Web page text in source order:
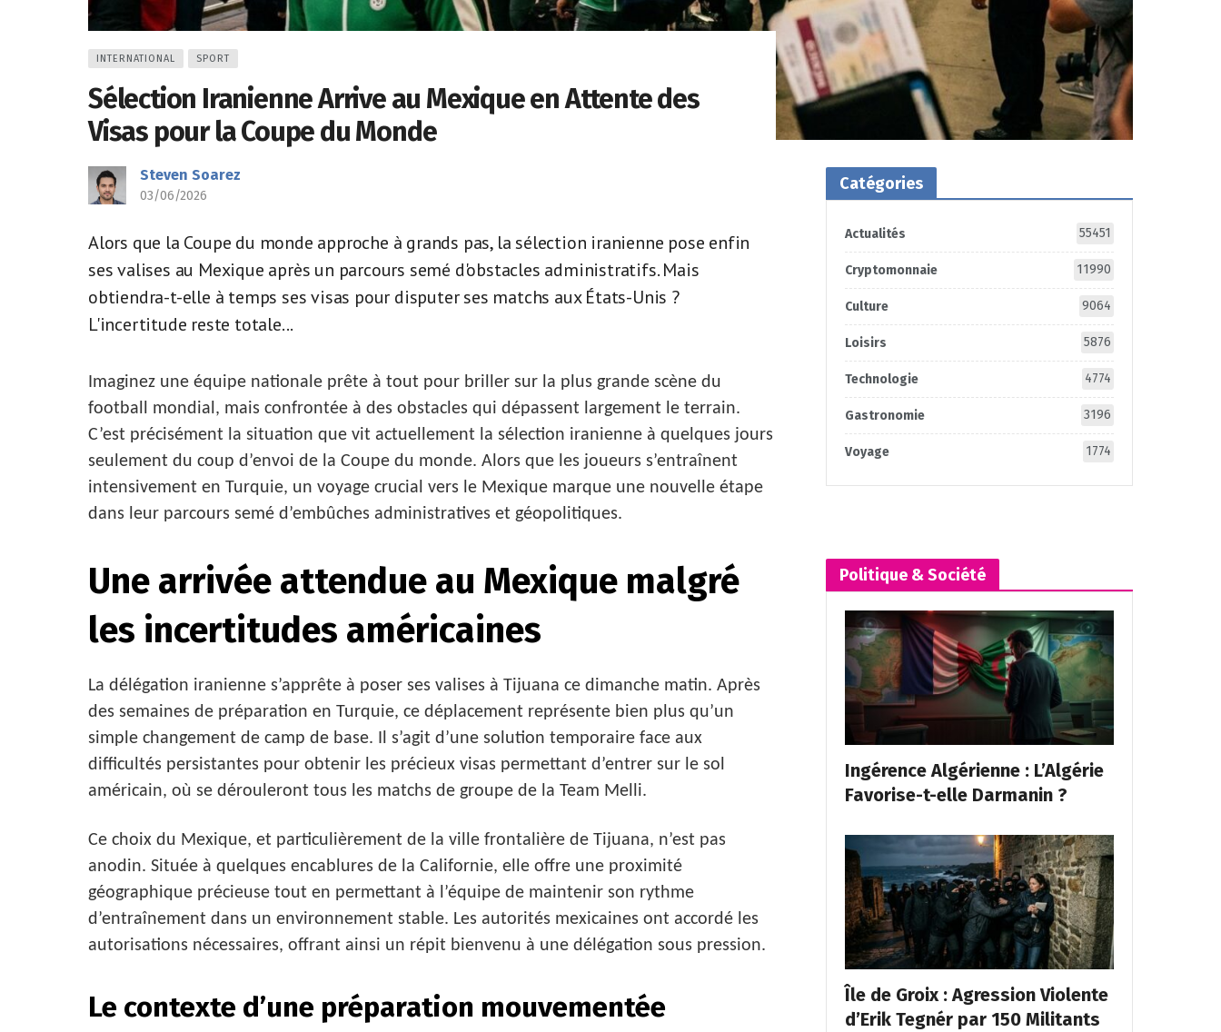
INTERNATIONAL SPORT
Sélection Iranienne Arrive au Mexique en Attente des
Visas pour la Coupe du Monde
Steven Soarez
03/06/2026
Alors que la Coupe du monde approche à grands pas, la sélection iranienne pose enfin
ses valises au Mexique après un parcours semé d'obstacles administratifs. Mais
obtiendra-t-elle à temps ses visas pour disputer ses matchs aux États-Unis ?
L'incertitude reste totale...
Imaginez une équipe nationale prête à tout pour briller sur la plus grande scène du
football mondial, mais confrontée à des obstacles qui dépassent largement le terrain.
C’est précisément la situation que vit actuellement la sélection iranienne à quelques jours
seulement du coup d’envoi de la Coupe du monde. Alors que les joueurs s’entraînent
intensivement en Turquie, un voyage crucial vers le Mexique marque une nouvelle étape
dans leur parcours semé d’embûches administratives et géopolitiques.
Une arrivée attendue au Mexique malgré
les incertitudes américaines
La délégation iranienne s’apprête à poser ses valises à Tijuana ce dimanche matin. Après
des semaines de préparation en Turquie, ce déplacement représente bien plus qu’un
simple changement de camp de base. Il s’agit d’une solution temporaire face aux
difficultés persistantes pour obtenir les précieux visas permettant d’entrer sur le sol
américain, où se dérouleront tous les matchs de groupe de la Team Melli.
Ce choix du Mexique, et particulièrement de la ville frontalière de Tijuana, n’est pas
anodin. Située à quelques encablures de la Californie, elle offre une proximité
géographique précieuse tout en permettant à l’équipe de maintenir son rythme
d’entraînement dans un environnement stable. Les autorités mexicaines ont accordé les
autorisations nécessaires, offrant ainsi un répit bienvenu à une délégation sous pression.
Le contexte d’une préparation mouvementée
Catégories
Actualités 55451
Cryptomonnaie 11990
Culture 9064
Loisirs 5876
Technologie 4774
Gastronomie 3196
Voyage 1774
Politique & Société
Ingérence Algérienne : L’Algérie
Favorise-t-elle Darmanin ?
Île de Groix : Agression Violente
d’Erik Tegnér par 150 Militants